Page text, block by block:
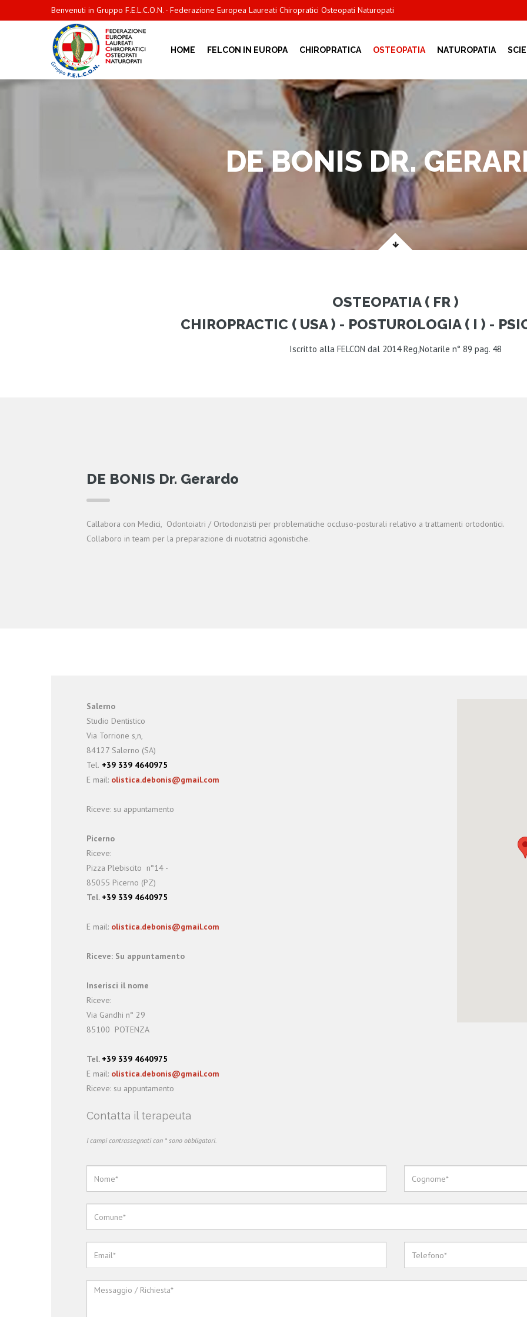
Benvenuti in Gruppo F.E.L.C.O.N. - Federazione Europea Laureati Chiropratici Osteopati Naturopati
HOME FELCON IN EUROPA CHIROPRATICA OSTEOPATIA NATUROPATIA
DE BONIS DR.
OSTEOPATIA ( FR )
CHIROPRACTIC ( USA ) - POSTUROLOGIA ( I ) -
Iscritto alla FELCON dal 2014 Reg,Notarile n° 89 pag. 48
DE BONIS Dr. Gerardo
Callabora con Medici, Odontoiatri / Ortodonzisti per problematiche occluso-posturali relativo a trattamenti ortodontici.
Collaboro in team per la preparazione di nuotatrici agonistiche.
Salerno
Studio Dentistico
Via Torrione s,n,
84127 Salerno (SA)
Tel. +39 339 4640975
E mail: olistica.debonis@gmail.com
Riceve: su appuntamento
Picerno
Riceve:
Pizza Plebiscito n°14 -
85055 Picerno (PZ)
Tel. +39 339 4640975
E mail: olistica.debonis@gmail.com
Riceve: Su appuntamento
Inserisci il nome
Riceve:
Via Gandhi n° 29
85100 POTENZA
Tel. +39 339 4640975
E mail: olistica.debonis@gmail.com
Riceve: su appuntamento
Contatta il terapeuta
I campi contrassegnati con * sono obbligatori.